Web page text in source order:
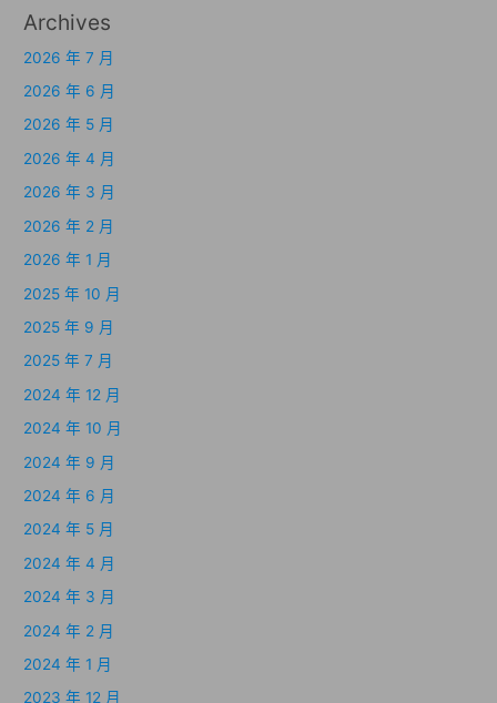
Archives
2026 年 7 月
2026 年 6 月
2026 年 5 月
2026 年 4 月
2026 年 3 月
2026 年 2 月
2026 年 1 月
2025 年 10 月
2025 年 9 月
2025 年 7 月
2024 年 12 月
2024 年 10 月
2024 年 9 月
2024 年 6 月
2024 年 5 月
2024 年 4 月
2024 年 3 月
2024 年 2 月
2024 年 1 月
2023 年 12 月